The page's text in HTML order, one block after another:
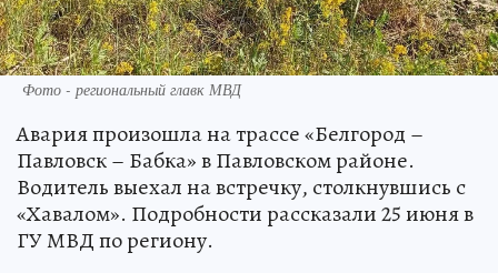
Фото - региональный главк МВД
Авария произошла на трассе «Белгород –
Павловск – Бабка» в Павловском районе.
Водитель выехал на встречку, столкнувшись с
«Хавалом». Подробности рассказали 25 июня в
ГУ МВД по региону.